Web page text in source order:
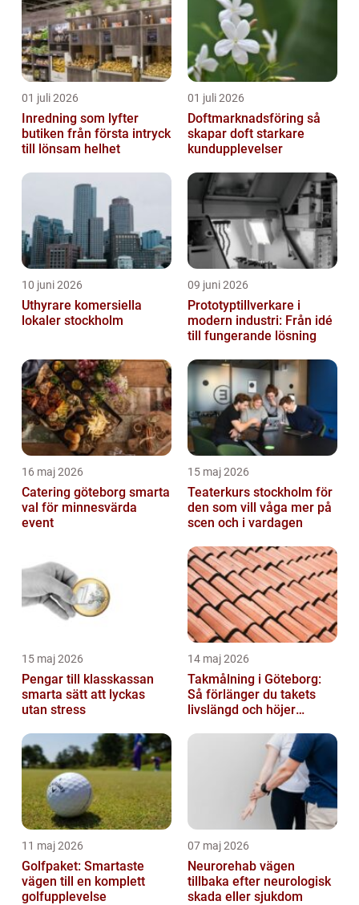
01 juli 2026
Inredning som lyfter
butiken från första intryck
till lönsam helhet
01 juli 2026
Doftmarknadsföring så
skapar doft starkare
kundupplevelser
10 juni 2026
Uthyrare komersiella
lokaler stockholm
09 juni 2026
Prototyptillverkare i
modern industri: Från idé
till fungerande lösning
16 maj 2026
Catering göteborg smarta
val för minnesvärda
event
15 maj 2026
Teaterkurs stockholm för
den som vill våga mer på
scen och i vardagen
15 maj 2026
Pengar till klasskassan
smarta sätt att lyckas
utan stress
14 maj 2026
Takmålning i Göteborg:
Så förlänger du takets
livslängd och höjer
11 maj 2026
Golfpaket: Smartaste
vägen till en komplett
golfupplevelse
07 maj 2026
Neurorehab vägen
tillbaka efter neurologisk
skada eller sjukdom